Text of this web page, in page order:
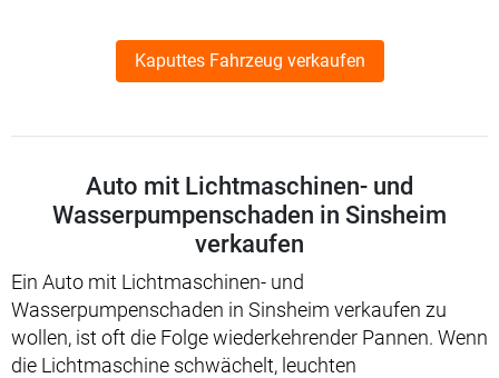
Kaputtes Fahrzeug verkaufen
Auto mit Lichtmaschinen- und
Wasserpumpenschaden in Sinsheim
verkaufen
Ein Auto mit Lichtmaschinen- und
Wasserpumpenschaden in Sinsheim verkaufen zu
wollen, ist oft die Folge wiederkehrender Pannen. Wenn
die Lichtmaschine schwächelt, leuchten